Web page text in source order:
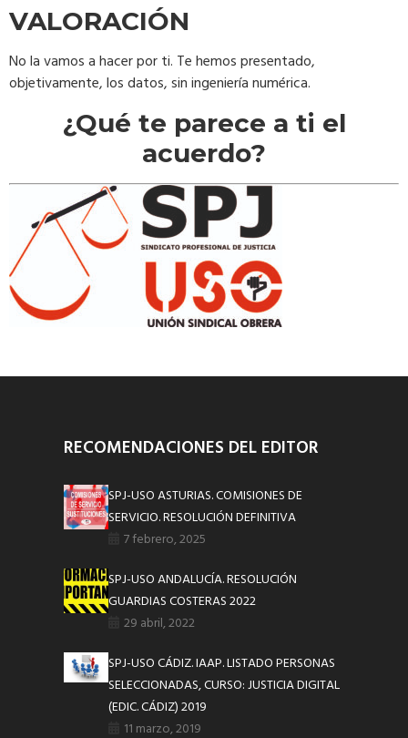
VALORACIÓN
No la vamos a hacer por ti. Te hemos presentado,
objetivamente, los datos, sin ingeniería numérica.
¿Qué te parece a ti el
acuerdo?
RECOMENDACIONES DEL EDITOR
SPJ-USO ASTURIAS. COMISIONES DE
SERVICIO. RESOLUCIÓN DEFINITIVA
7 febrero, 2025
SPJ-USO ANDALUCÍA. RESOLUCIÓN
GUARDIAS COSTERAS 2022
29 abril, 2022
SPJ-USO CÁDIZ. IAAP. LISTADO PERSONAS
SELECCIONADAS, CURSO: JUSTICIA DIGITAL
(EDIC. CÁDIZ) 2019
11 marzo, 2019